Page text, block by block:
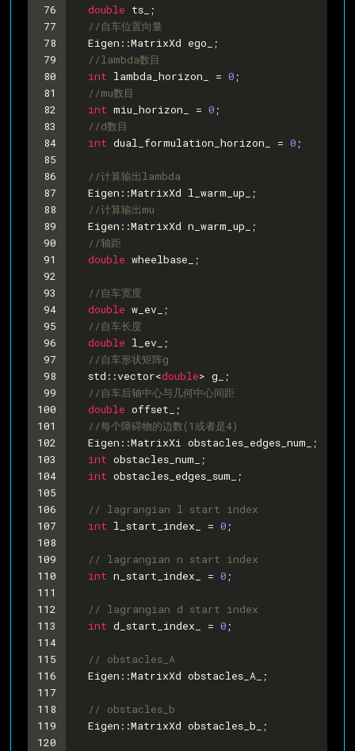
76
77
78
79
80
81
82
83
84
85
86
87
88
89
90
91
92
93
94
95
96
97
98
99
100
101
102
103
104
105
106
107
108
109
110
111
112
113
114
115
116
117
118
119
120
double ts_;
//自车位置向量
  Eigen::MatrixXd ego_;
//lambda数目
int lambda_horizon_ = 0 ;
//mu数目
int miu_horizon_ = 0 ;
//d数目
int dual_formulation_horizon_ = 0 ;
//计算输出lambda
  Eigen::MatrixXd l_warm_up_;
//计算输出mu
  Eigen::MatrixXd n_warm_up_;
//轴距
double wheelbase_;
//自车宽度
double w_ev_;
//自车长度
double l_ev_;
//自车形状矩阵g
  std::vector<
double> g_;
//自车后轴中心与几何中心间距
double offset_;
//每个障碍物的边数(1或者是4)
  Eigen::MatrixXi obstacles_edges_num_;
int obstacles_num_;
int obstacles_edges_sum_;
// lagrangian l start index
int l_start_index_ = 0 ;
// lagrangian n start index
int n_start_index_ = 0 ;
// lagrangian d start index
int d_start_index_ = 0 ;
// obstacles_A
  Eigen::MatrixXd obstacles_A_;
// obstacles_b
  Eigen::MatrixXd obstacles_b_;